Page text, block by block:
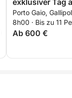
exklusiver Tag
Vagabond
Porto Gaio,
8h00 · Bis zu 11
Ab 600 €